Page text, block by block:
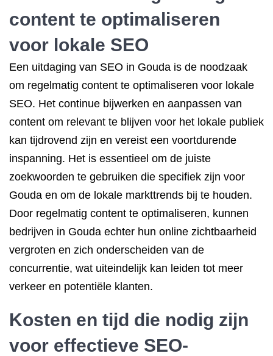
content te optimaliseren
voor lokale SEO
Een uitdaging van SEO in Gouda is de noodzaak
om regelmatig content te optimaliseren voor lokale
SEO. Het continue bijwerken en aanpassen van
content om relevant te blijven voor het lokale publiek
kan tijdrovend zijn en vereist een voortdurende
inspanning. Het is essentieel om de juiste
zoekwoorden te gebruiken die specifiek zijn voor
Gouda en om de lokale markttrends bij te houden.
Door regelmatig content te optimaliseren, kunnen
bedrijven in Gouda echter hun online zichtbaarheid
vergroten en zich onderscheiden van de
concurrentie, wat uiteindelijk kan leiden tot meer
verkeer en potentiële klanten.
Kosten en tijd die nodig zijn
voor effectieve SEO-